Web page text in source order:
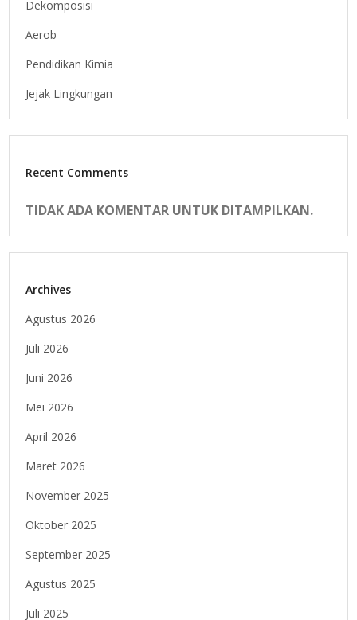
Dekomposisi
Aerob
Pendidikan Kimia
Jejak Lingkungan
Recent Comments
TIDAK ADA KOMENTAR UNTUK DITAMPILKAN.
Archives
Agustus 2026
Juli 2026
Juni 2026
Mei 2026
April 2026
Maret 2026
November 2025
Oktober 2025
September 2025
Agustus 2025
Juli 2025